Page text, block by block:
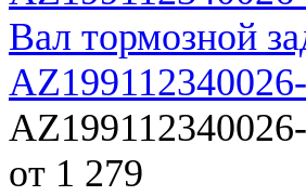
Вал тормозной
от 1 279